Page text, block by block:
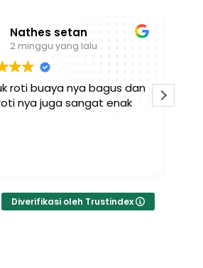
Nathes setan
2 minggu yang lalu
roti buaya nya bagus dan
nya juga sangat enak
Diverifikasi oleh Trustindex